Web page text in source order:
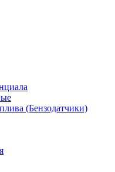
(Бензодатчики)